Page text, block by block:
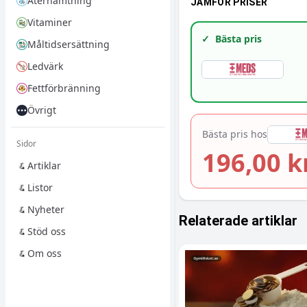
Vitaminer
Måltidsersättning
Ledvärk
Fettförbränning
Övrigt
Sidor
Artiklar
Listor
Nyheter
Stöd oss
Om oss
✓ Bästa pris
Bästa pris hos
196,00
Relaterade artiklar